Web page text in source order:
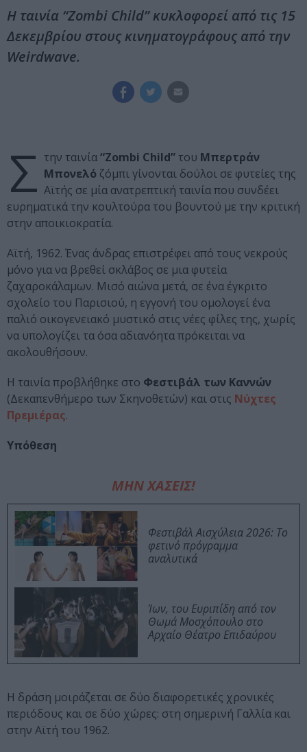
Η ταινία “Zombi Child” κυκλοφορεί από τις 15
Δεκεμβρίου στους κινηματογράφους από την
Weirdwave.
Σ την ταινία“Zombi Child” του Μπερτράν
Μπονελό ζόμπι γίνονται δούλοι σε φυτείες της
Αϊτής σε μία ανατρεπτική ταινία που συνδέει
ευρηματικά την κουλτούρα του βουντού με την κριτική
στην αποικιοκρατία.
Αϊτή, 1962. Ένας άνδρας επιστρέφει από τους νεκρούς
μόνο για να βρεθεί σκλάβος σε μια φυτεία
ζαχαροκάλαμων. Μισό αιώνα μετά, σε ένα έγκριτο
σχολείο του Παρισιού, η εγγονή του ομολογεί ένα
παλιό οικογενειακό μυστικό στις νέες φίλες της, χωρίς
να υπολογίζει τα όσα αδιανόητα πρόκειται να
ακολουθήσουν.
H ταινία προβλήθηκε στο Φεστιβάλ των Καννών
(Δεκαπενθήμερο των Σκηνοθετών) και στις Νύχτες
Πρεμιέρας.
Υπόθεση
ΜΗΝ ΧΑΣΕΙΣ!
Φεστιβάλ Αισχύλεια 2026: Το
φετινό πρόγραμμα
αναλυτικά
Ίων, του Ευριπίδη από τον
Θωμά Μοσχόπουλο στο
Αρχαίο Θέατρο Επιδαύρου
H δράση μοιράζεται σε δύο διαφορετικές χρονικές
περιόδους και σε δύο χώρες: στη σημερινή Γαλλία και
στην Αϊτή του 1962.